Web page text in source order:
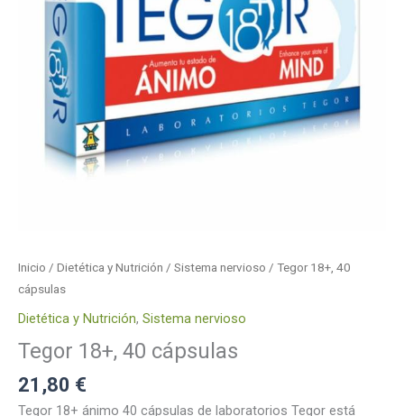
Inicio / Dietética y Nutrición / Sistema nervioso / Tegor 18+, 40
cápsulas
Dietética y Nutrición, Sistema nervioso
Tegor 18+, 40 cápsulas
21,80 €
Tegor 18+ ánimo 40 cápsulas de laboratorios Tegor está